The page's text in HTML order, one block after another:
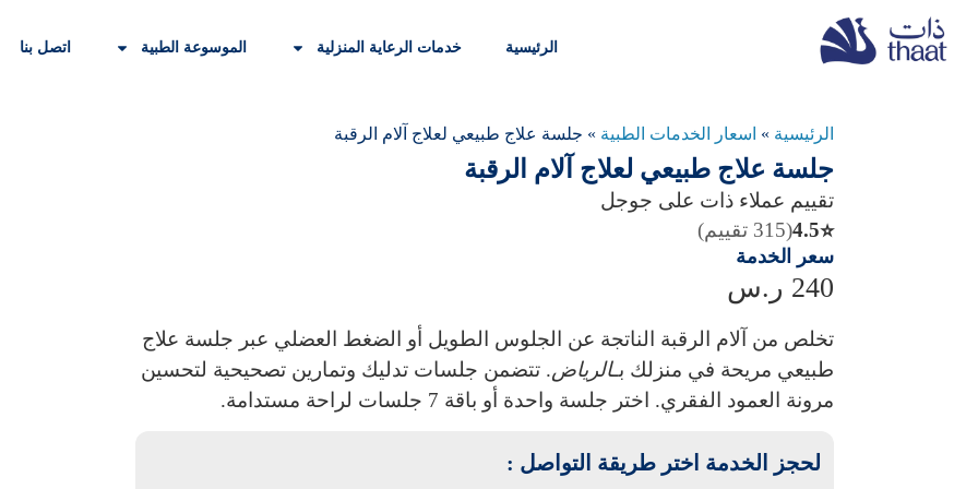
الرئيسية خدمات الرعاية المنزلية الموسوعة الطبية اتصل بنا
الرئيسية » اسعار الخدمات الطبية » جلسة علاج طبيعي لعلاج آلام الرقبة
جلسة علاج طبيعي لعلاج آلام الرقبة
تقييم عملاء ذات على جوجل
⭐
4.5(315 تقييم)
سعر الخدمة
240 ر.س
تخلص من آلام الرقبة الناتجة عن الجلوس الطويل أو الضغط العضلي عبر جلسة علاج
طبيعي مريحة في منزلك بـالرياض. تتضمن جلسات تدليك وتمارين تصحيحية لتحسين
مرونة العمود الفقري. اختر جلسة واحدة أو باقة 7 جلسات لراحة مستدامة.
لحجز الخدمة اختر طريقة التواصل :